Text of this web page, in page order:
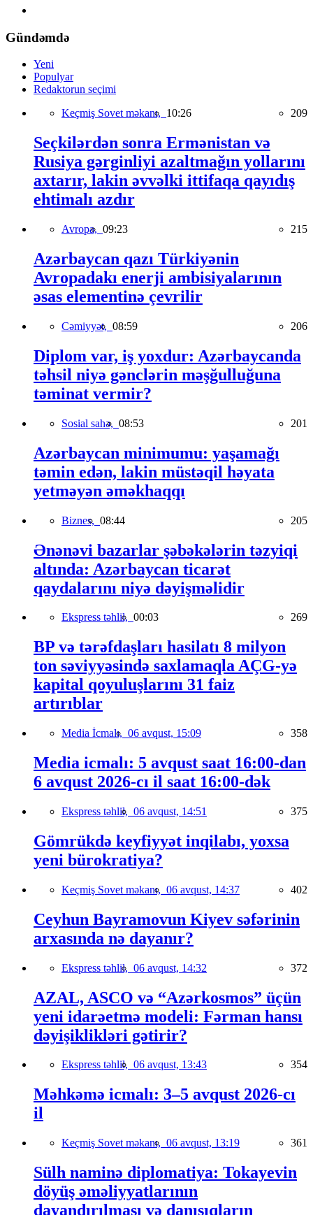
Gündəmdə
Yeni
Populyar
Redaktorun seçimi
Keçmiş Sovet məkanı, 10:26 209
Seçkilərdən sonra Ermənistan və
Rusiya gərginliyi azaltmağın yollarını
axtarır, lakin əvvəlki ittifaqa qayıdış
ehtimalı azdır
Avropa, 09:23 215
Azərbaycan qazı Türkiyənin
Avropadakı enerji ambisiyalarının
əsas elementinə çevrilir
Cəmiyyət, 08:59 206
Diplom var, iş yoxdur: Azərbaycanda
təhsil niyə gənclərin məşğulluğuna
təminat vermir?
Sosial sahə, 08:53 201
Azərbaycan minimumu: yaşamağı
təmin edən, lakin müstəqil həyata
yetməyən əməkhaqqı
Biznes, 08:44 205
Ənənəvi bazarlar şəbəkələrin təzyiqi
altında: Azərbaycan ticarət
qaydalarını niyə dəyişməlidir
Ekspress təhlil, 00:03 269
BP və tərəfdaşları hasilatı 8 milyon
ton səviyyəsində saxlamaqla AÇG-yə
kapital qoyuluşlarını 31 faiz
artırıblar
Media İcmalı, 06 avqust, 15:09 358
Media icmalı: 5 avqust saat 16:00-dan
6 avqust 2026-cı il saat 16:00-dək
Ekspress təhlil, 06 avqust, 14:51 375
Gömrükdə keyfiyyət inqilabı, yoxsa
yeni bürokratiya?
Keçmiş Sovet məkanı, 06 avqust, 14:37 402
Ceyhun Bayramovun Kiyev səfərinin
arxasında nə dayanır?
Ekspress təhlil, 06 avqust, 14:32 372
AZAL, ASCO və “Azərkosmos” üçün
yeni idarəetmə modeli: Fərman hansı
dəyişiklikləri gətirir?
Ekspress təhlil, 06 avqust, 13:43 354
Məhkəmə icmalı: 3–5 avqust 2026-cı
il
Keçmiş Sovet məkanı, 06 avqust, 13:19 361
Sülh naminə diplomatiya: Tokayevin
döyüş əməliyyatlarının
dayandırılması və danışıqların